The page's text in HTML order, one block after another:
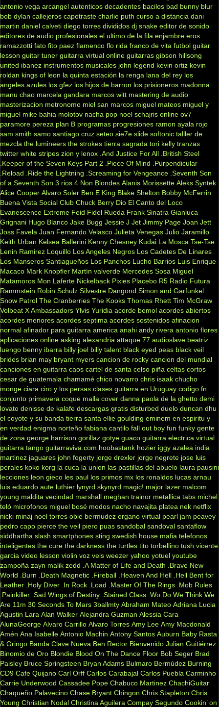
antonio vega arcangel autenticos decadentes bacilos bad bunny blur
bob dylan callejeros capotraste charlie puth curso a distancia dani
martin daniel calveti diego torres divididos dj snake editor de sonido
editores de audio profesionales el ultimo de la fila enjambre eros
ramazzotti fato fito paez flamenco flo rida franco de vita futbol guitar
lesson guitar tuner guitarra virtual online guitarras gibson hillsong
united ibanez instrumentos musicales john legend kevin ortiz kevin
roldan kings of leon la quinta estación la renga lana del rey los
angeles azules los gfez los hijos de barron los prisioneros madonna
manu chao marcela gandara marcos witt mastering de audio
masterizacion metronomo miel san marcos miguel mateos miguel y
miguel mike bahia molotov nacha pop noel schajris online ov7
paramore pereza plan B programas progresiones ramon ayala rojo
sam smith samo santiago cruz seteo sie7e slide softonic talller de
mezcla the lumineers the strokes tierra sagrada tori kelly tranzas
twitter white stripes zion y lenox .And Justice For All .British Steel
.Keeper of the Seven Keys Part 2
.Piece Of Mind
.Purpendicular
.Reload
.Ride the Lightning .Screaming for Vengeance .Seventh Son
of a Seventh Son 3 rios 4 Non Blondes Alanis Morissette Aleks Syntek
Alice Cooper Alvaro Soler Ben E King Blake Shelton Bobby McFerrin
Buena Vista Social Club Chuck Berry Dio El Canto del Loco
Evanescence Extreme Feid Fidel Rueda Frank Sinatra Gianluca
Grignani Hugo Blanco Jake Bugg Jessie J Jet Jimmy Page Joan Jett
Joss Favela Juan Fernando Velasco Julieta Venegas Julio Jaramillo
Keith Urban Kelsea Ballerini Kenny Chesney Kudai La Mosca Tse-Tse
Lenin Ramirez Loquillo Los Angeles Negros Los Cadetes De Linares
Los Manseros Santiagueños Los Panchos Lucho Barrios Luis Enrique
Macaco Mark Knopfler Martín valverde Mercedes Sosa Miguel
Matamoros Mon Laferte Nickelback Pixies Placebo R5 Radio Futura
Rammstein Robin Schulz Silvestre Dangond Simon and Garfunkel
Snow Patrol The Cranberries The Kooks Thomas Rhett Tim McGraw
Volbeat X Ambassadors Ylvis Yuridia acorde bemol acordes abiertos
acordes menores acordes septima acordes sostenidos afinacion
normal afinador para guitarra america anahi andy rivera antonio flores
aplicaciones online asking alexandria attaque 77 audioslave beatriz
luengo benny ibarra billy joel billy talent black eyed peas black veil
brides brian may bryant myers cancion de rocky cancion del mundial
canciones en guitarra caos cartel de santa celso piña celtas cortos
cesar de guatemala chamamé chico novarro chris isaak chucho
monge ciara ciro y los persas clases guitarra en Uruguay codigo fn
conjunto primavera coque malla cover danna paola de la ghetto demi
lovato denisse de kalafe descargas gratis disturbed duelo duncan dhu
el coyote y su banda tierra santa ellie goulding eminem en espiritu y
en verdad enigma norteño fabiana cantilo fall out boy fun funky gente
de zona george harrison gorillaz gotye guaco guitarra electrica virtual
guitarra tango guitarraviva.com hoobastank hozier iggy azalea india
martinez jaguares john fogerty jorge drexler jorge negrete jose luis
perales koko korg la cuca la union las pastillas del abuelo laura pausini
lecciones leon gieco les paul los primos mx los ronaldos lucas arnau
luis eduardo aute luthier lynyrd skynyrd magic! major lazer malcom
young maldita vecindad marshall meghan trainor metallica tabs michel
teló microfonos miguel bosé modos nacho navajita platea nek netflix
nicki minaj noel torres obie bermudez organo virtual pearl jam peavey
pedro capo pierce the veil piero puas sandobal sandoval santaflow
siddhartha slash smartphones sting swedish house mafia telefonos
inteligentes the cure the darkness the turtles tito torbellino tush vicente
garcia video lesson violin voz veis weezer yahoo yotuel youtube
zampoña zayn malik zedd .A Matter of Life and Death
.Brave New
World
.Burn .Death Magnetic .Fireball .Heaven And Hell .Hell Bent for
Leather .Holy Diver .In Rock .Load .Master Of The Rings .Mob Rules
.Painkiller .Sad Wings of Destiny .Stained Class .Wo Do We Think We
Are 11m 30 Seconds To Mars 3ballmty Abraham Mateo Adriana Lucia
Agustin Lara Alan Walker Alejandra Guzman Alessia Cara
AlunaGeorge Alvaro Carrillo Alvaro Torres Amy Lee Amy Macdonald
Amén Ana Isabelle Antonio Machin Antony Santos Auburn Baby Rasta
& Gringo Banda Clave Nueva Ben Rector Bienvenido Julian Guitiérrez
Binomio de Oro Blondie Blood On The Dance Floor Bob Seger Brad
Paisley Bruce Springsteen Bryan Adams Bulmaro Bermúdez Burning
CD9 Cafe Quijano Carl Orff Carlos Carabajal Carlos Puebla Carminho
Carrie Underwood Cassadee Pope Chabuco Martinez ChachiGuitar
Chaqueño Palavecino Chase Bryant Chingon Chris Stapleton Chris
Young Christian Nodal Christina Aguilera Compay Segundo Cookin’ on